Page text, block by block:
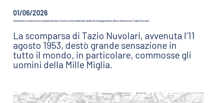
01/06/2026
Continuano senza sosta i preparativi per l’evento internazionale dedicato al leggendario pilota mantovano Tazio Nuvolari
La scomparsa di Tazio Nuvolari, avvenuta l’11
agosto 1953, destò grande sensazione in
tutto il mondo, in particolare, commosse gli
uomini della Mille Miglia.